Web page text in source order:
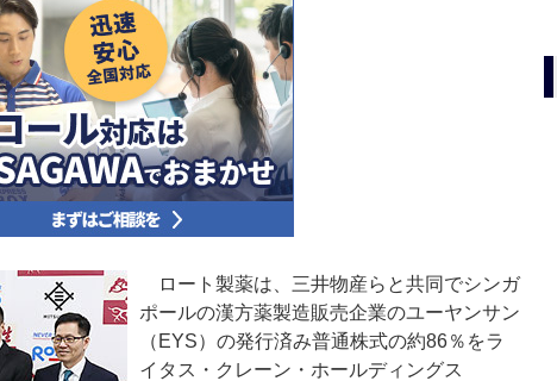
ロート製薬は、三井物産らと共同でシンガ
ポールの漢方薬製造販売企業のユーヤンサン
（EYS）の発行済み普通株式の約86％をラ
イタス・クレーン・ホールディングス